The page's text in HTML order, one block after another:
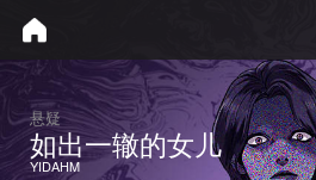
悬疑
如出一辙的女儿
YIDAHM